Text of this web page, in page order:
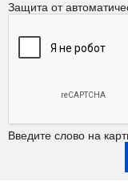
Защита от
Введите слово на